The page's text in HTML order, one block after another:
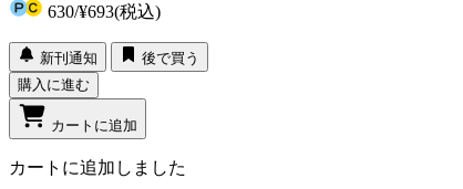
630/¥693(税込)
新刊通知
後で買う
購入に進む
カートに追加
カートに追加しました